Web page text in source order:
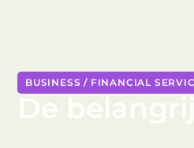
BUSINESS / FINANCIAL
De